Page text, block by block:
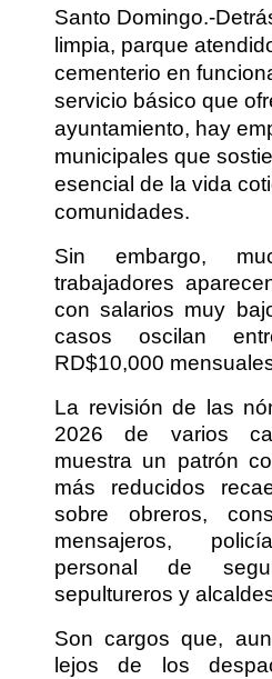
Santo Domingo.-
limpia, parque
cementerio en
servicio básico que
ayuntamiento, hay
municipales que
esencial de la vida
comunidades.
Sin embargo,
trabajadores
con salarios muy
casos oscilan
RD$10,000
La revisión de las
2026 de varios
muestra un patrón
más reducidos
sobre obreros,
mensajeros,
personal de
sepultureros y
Son cargos que,
lejos de los